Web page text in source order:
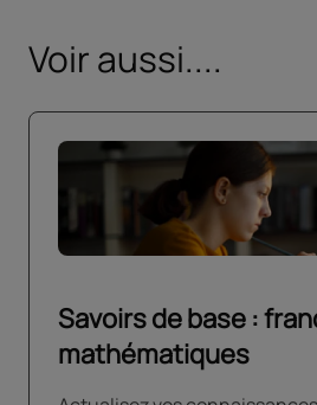
Voir aussi....
Savoirs de base :
mathématiques